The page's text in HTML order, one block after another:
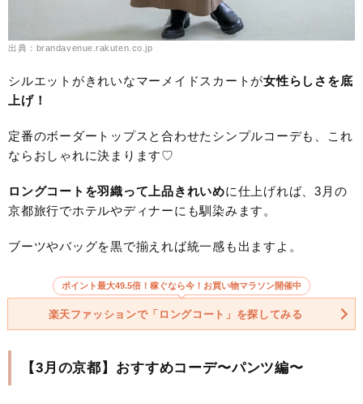
出典：brandavenue.rakuten.co.jp
シルエットがきれいなマーメイドスカートが女性らしさを底
上げ！
定番のボーダートップスと合わせたシンプルコーデも、これ
ならおしゃれに決まります♡
ロングコートを羽織って上品きれいめに仕上げれば、3月の
京都旅行でホテルやディナーにも馴染みます。
ブーツやバッグを黒で揃えれば統一感も出ますよ。
ポイント最大49.5倍！稼ぐなら今！お買い物マラソン開催中
楽天ファッションで「ロングコート」を探してみる
【3月の京都】おすすめコーデ〜パンツ編〜